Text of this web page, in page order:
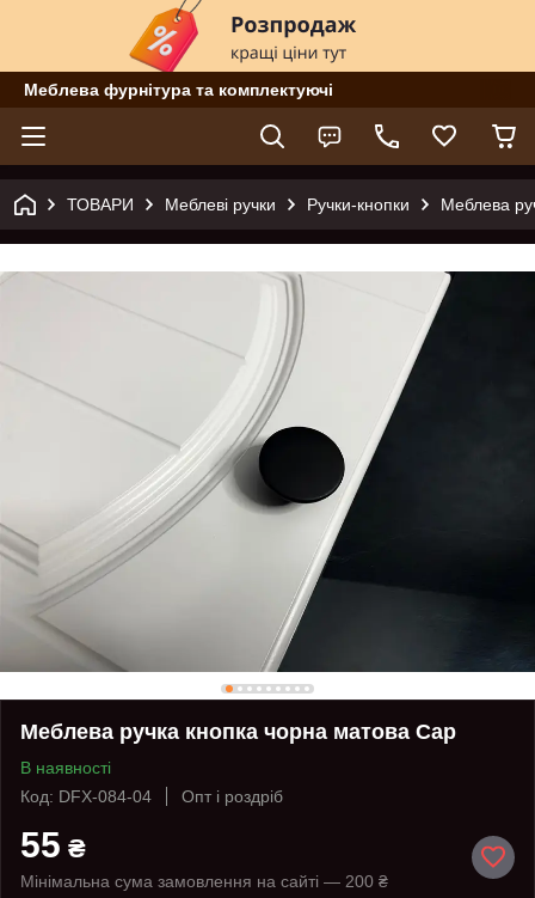
Меблева фурнітура та комплектуючі
ТОВАРИ Меблеві ручки Ручки-кнопки Меблева
Меблева ручка кнопка чорна матова Cap
В наявності
Код: DFX-084-04
Опт і роздріб
55 ₴
Мінімальна сума замовлення на сайті — 200 ₴